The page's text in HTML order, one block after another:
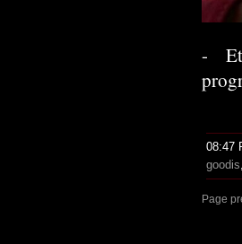
- Et
08:47
goodis
Page